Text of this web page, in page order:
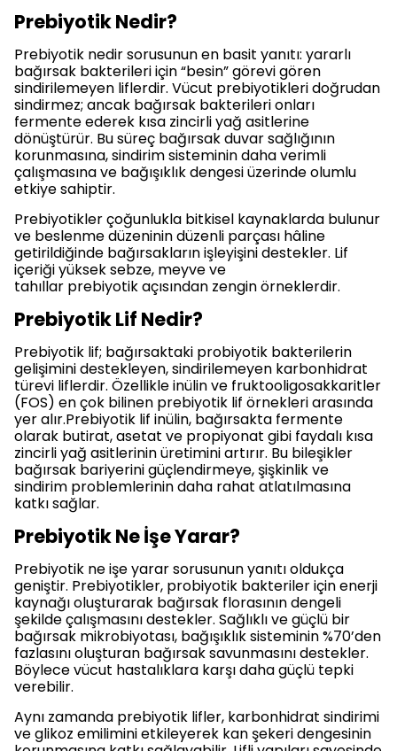
Prebiyotik Nedir?
Prebiyotik nedir sorusunun en basit yanıtı: yararlı
bağırsak bakterileri için “besin” görevi gören
sindirilemeyen liflerdir. Vücut prebiyotikleri doğrudan
sindirmez; ancak bağırsak bakterileri onları
fermente ederek kısa zincirli yağ asitlerine
dönüştürür. Bu süreç bağırsak duvar sağlığının
korunmasına, sindirim sisteminin daha verimli
çalışmasına ve bağışıklık dengesi üzerinde olumlu
etkiye sahiptir.
Prebiyotikler çoğunlukla bitkisel kaynaklarda bulunur
ve beslenme düzeninin düzenli parçası hâline
getirildiğinde bağırsakların işleyişini destekler. Lif
içeriği yüksek sebze, meyve ve
tahıllar prebiyotik açısından zengin örneklerdir.
Prebiyotik Lif Nedir?
Prebiyotik lif; bağırsaktaki probiyotik bakterilerin
gelişimini destekleyen, sindirilemeyen karbonhidrat
türevi liflerdir. Özellikle inülin ve fruktooligosakkaritler
(FOS) en çok bilinen prebiyotik lif örnekleri arasında
yer alır.Prebiyotik lif inülin, bağırsakta fermente
olarak butirat, asetat ve propiyonat gibi faydalı kısa
zincirli yağ asitlerinin üretimini artırır. Bu bileşikler
bağırsak bariyerini güçlendirmeye, şişkinlik ve
sindirim problemlerinin daha rahat atlatılmasına
katkı sağlar.
Prebiyotik Ne İşe Yarar?
Prebiyotik ne işe yarar sorusunun yanıtı oldukça
geniştir. Prebiyotikler, probiyotik bakteriler için enerji
kaynağı oluşturarak bağırsak florasının dengeli
şekilde çalışmasını destekler. Sağlıklı ve güçlü bir
bağırsak mikrobiyotası, bağışıklık sisteminin %70’den
fazlasını oluşturan bağırsak savunmasını destekler.
Böylece vücut hastalıklara karşı daha güçlü tepki
verebilir.
Aynı zamanda prebiyotik lifler, karbonhidrat sindirimi
ve glikoz emilimini etkileyerek kan şekeri dengesinin